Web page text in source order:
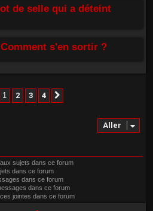
de selle qui a déteint
s'en sortir ?
1 2 3 4
Aller
sujets dans ce forum
dans ce forum
dans ce forum
dans ce forum
jointes dans ce forum